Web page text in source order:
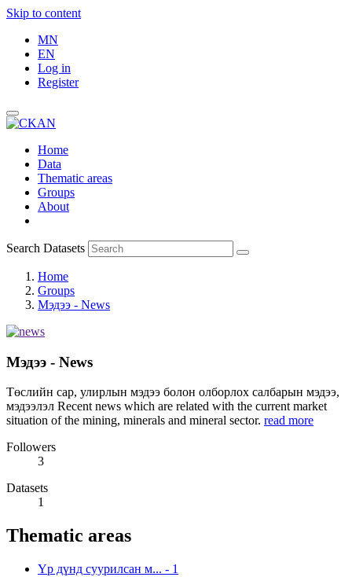
Skip to content
MN
EN
Log in
Register
Home
Data
Thematic areas
Groups
About
Search Datasets
Home
Groups
Мэдээ - News
Мэдээ - News
Төслийн сар, улирлын мэдээ болон олборлох салбарын мэдээ,
мэдээлэл Recent news which are related with the current market
situation of the mining, minerals and mineral sector. read more
Followers
3
Datasets
1
Thematic areas
Үр дүнд суурилсан м... - 1